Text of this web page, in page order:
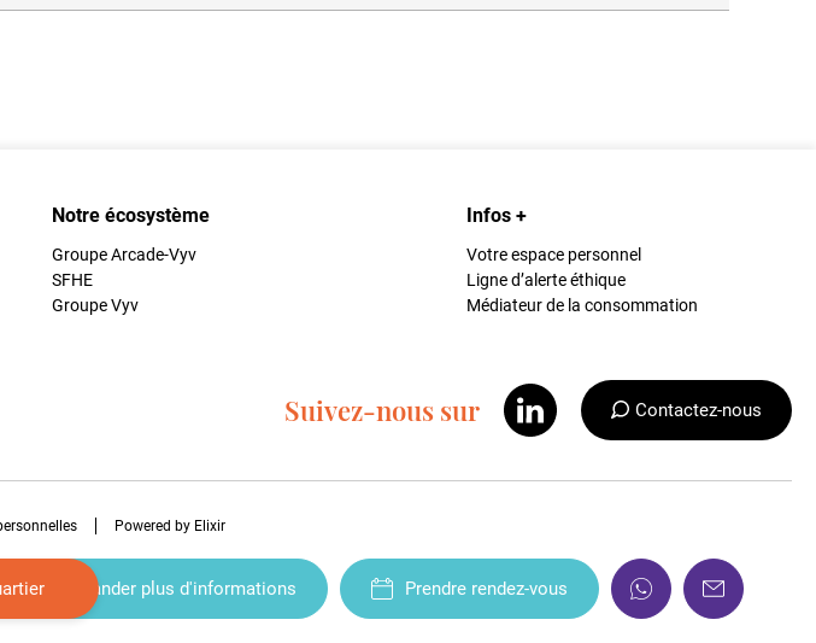
Notre écosystème
Groupe Arcade-Vyv
SFHE
Groupe Vyv
Infos +
Votre espace personnel
Ligne d’alerte éthique
Médiateur de la consommation
Suivez-nous sur Contactez-nous
Powered by Elixir
Demander plus d'informations Prendre rendez-vous